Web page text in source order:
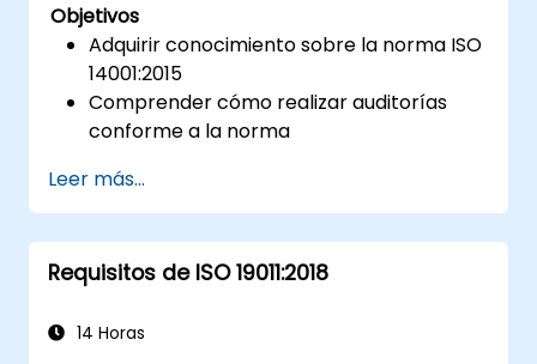
17025).
Objetivos
Adquirir conocimiento sobre la norma ISO
14001:2015
Comprender cómo realizar auditorías
conforme a la norma
Leer más...
Requisitos de ISO 19011:2018
14 Horas